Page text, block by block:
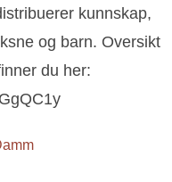
kunnskap,
og barn. Oversikt
du her: